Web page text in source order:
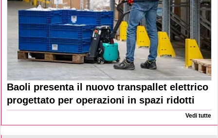
Baoli presenta il nuovo transpallet elettrico
progettato per operazioni in spazi ridotti
Vedi tutte